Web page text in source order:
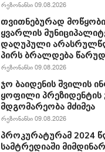
რეზონანსი 09.08.2026
თვითნებურად
ყვარლის
დაღუპული
პირს ბრალდება
რეზონანსი 09.08.2026
ჯო ბაიდენის შვილის
ყოფილი
მდგომარეობა მძიმეა
რეზონანსი 09.08.2026
პროკურატურამ 2024
სამტრედიაში